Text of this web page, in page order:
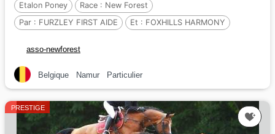
Etalon Poney Race : New Forest
Par : FURZLEY FIRST AIDE Et : FOXHILLS HARMONY
asso-newforest
Belgique Namur Particulier
PRESTIGE